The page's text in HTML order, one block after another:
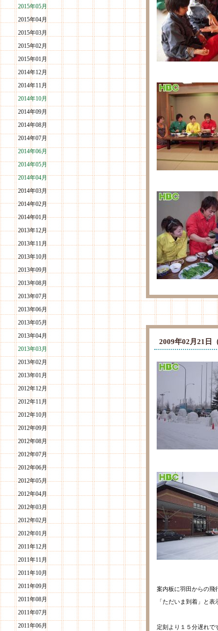
2015年05月
2015年04月
2015年03月
2015年02月
2015年01月
2014年12月
2014年11月
2014年10月
2014年09月
2014年08月
2014年07月
2014年06月
2014年05月
2014年04月
2014年03月
2014年02月
2014年01月
2013年12月
2013年11月
2013年10月
2013年09月
2013年08月
2013年07月
2013年06月
2013年05月
2013年04月
2013年03月
2013年02月
2013年01月
2012年12月
2012年11月
2012年10月
2012年09月
2012年08月
2012年07月
2012年06月
2012年05月
2012年04月
2012年03月
2012年02月
2012年01月
2011年12月
2011年11月
2011年10月
2011年09月
2011年08月
2011年07月
2011年06月
2009年02月21
案内板に羽田からの飛
「ただいま到着」と
定刻より１５分遅れで